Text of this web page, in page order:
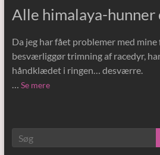
Alle himalaya-hunner
Da jeg har fået problemer med mine
besværliggør trimning af racedyr,
håndklædet i ringen… desværre.
… Se mere